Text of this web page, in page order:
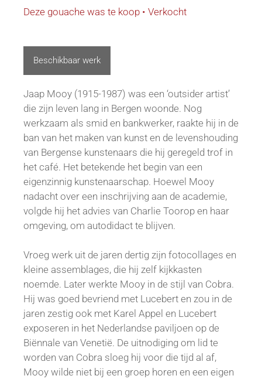
Deze gouache was te koop • Verkocht
Beschikbaar werk
Jaap Mooy (1915-1987) was een ‘outsider artist’
die zijn leven lang in Bergen woonde. Nog
werkzaam als smid en bankwerker, raakte hij in de
ban van het maken van kunst en de levenshouding
van Bergense kunstenaars die hij geregeld trof in
het café. Het betekende het begin van een
eigenzinnig kunstenaarschap. Hoewel Mooy
nadacht over een inschrijving aan de academie,
volgde hij het advies van Charlie Toorop en haar
omgeving, om autodidact te blijven.
Vroeg werk uit de jaren dertig zijn fotocollages en
kleine assemblages, die hij zelf kijkkasten
noemde. Later werkte Mooy in de stijl van Cobra.
Hij was goed bevriend met Lucebert en zou in de
jaren zestig ook met Karel Appel en Lucebert
exposeren in het Nederlandse paviljoen op de
Biënnale van Venetië. De uitnodiging om lid te
worden van Cobra sloeg hij voor die tijd al af,
Mooy wilde niet bij een groep horen en een eigen